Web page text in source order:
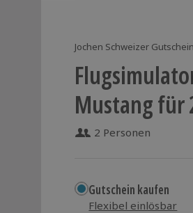
Jochen Schweizer Gutschein
Mustang für
2 Personen
Gutschein kaufen
Flexibel einlösbar